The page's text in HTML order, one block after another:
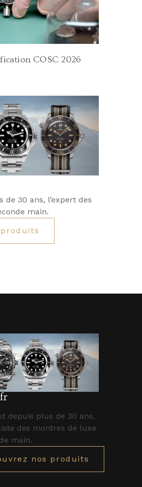
COSC 2026
30 ans, l’expert des
main.
depuis plus de 30 ans,
des montres de luxe
main.
nos produits